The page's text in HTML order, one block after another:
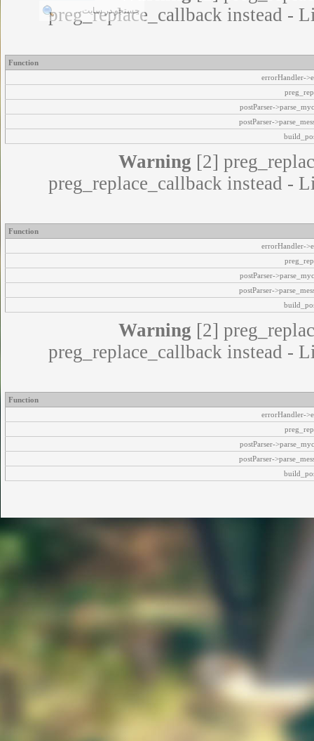
preg_replace_callback instead -
Function
errorHandler-
postParser-
postParser-
Warning [2]
preg_replace_callback instead -
Function
errorHandler-
postParser-
postParser-
Warning [2]
preg_replace_callback instead -
Function
errorHandler-
postParser-
postParser-